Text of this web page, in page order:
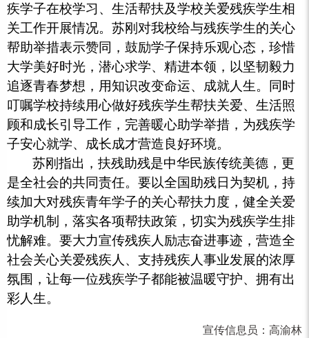
疾学子在校学习、生活帮扶及学校关爱残疾学生相
关工作开展情况。苏刚对我校给与残疾学生的关心
帮助举措表示赞同，鼓励学子保持乐观心态，珍惜
大学美好时光，潜心求学、精进本领，以坚韧毅力
追逐青春梦想，用知识改变命运、成就人生。同时
叮嘱学校持续用心做好残疾学生帮扶关爱、生活照
顾和成长引导工作，完善暖心助学举措，为残疾学
子安心就学、成长成才营造良好环境。
苏刚指出，扶残助残是中华民族传统美德，更
是全社会的共同责任。要以全国助残日为契机，持
续加大对残疾青年学子的关心帮扶力度，健全关爱
助学机制，落实各项帮扶政策，切实为残疾学生排
忧解难。要大力宣传残疾人励志奋进事迹，营造全
社会关心关爱残疾人、支持残疾人事业发展的浓厚
氛围，让每一位残疾学子都能被温暖守护、拥有出
彩人生。
宣传信息员： 高渝林